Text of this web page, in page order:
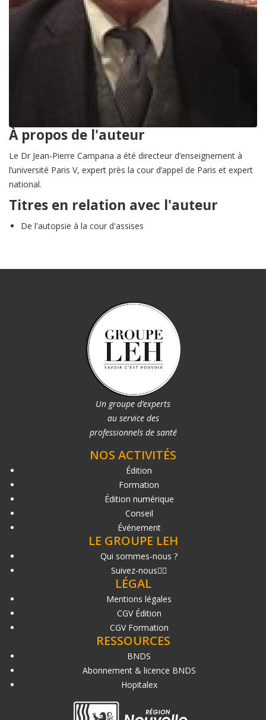
À propos de l'auteur
Le Dr Jean-Pierre Campana a été directeur d’enseignement à
l’université Paris V, expert près la cour d’appel de Paris et expert
national.
Titres en relation avec l'auteur
De l'autopsie à la cour d'assises
Un groupe d’experts
au service des
professionnels de santé
NOS ACTIVITÉS
Édition
Formation
Édition numérique
Conseil
Événement
LE GROUPE LEH
Qui sommes-nous ?
Suivez-nous
LÉGAL
Mentions légales
CGV Édition
CGV Formation
RESSOURCES
BNDS
Abonnement & licence BNDS
Hopitalex